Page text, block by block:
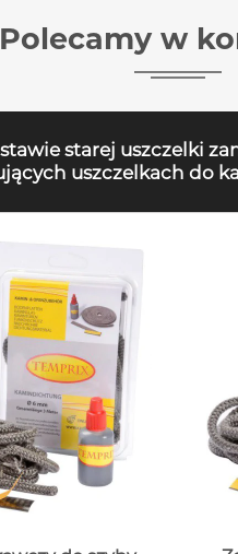
Polecamy w
starej uszczelki
uszczelkach do